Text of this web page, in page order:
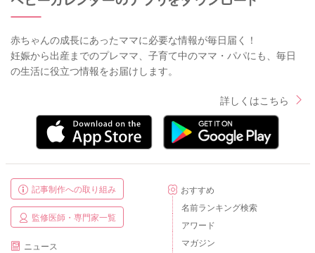
赤ちゃんの成長にあったママに必要な情報が毎日届く！
妊娠から出産までのプレママ、子育て中のママ・パパにも、毎日
の生活に役立つ情報をお届けします。
詳しくはこちら
記事制作への取り組み
監修医師・専門家一覧
ニュース
おすすめ
名前ランキング検索
アワード
マガジン